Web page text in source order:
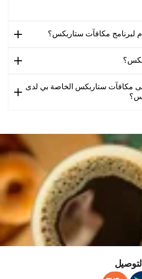
لبرنامج مكافآت ستاربكس؟
مكافآت ستاربكس الخاصة بي لدى